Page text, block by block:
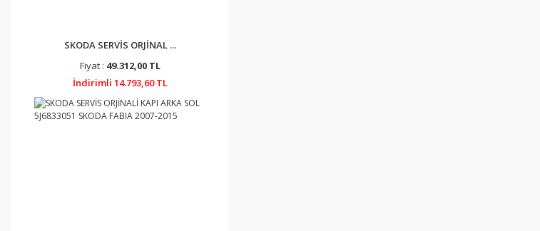
SKODA SERVİS ORJİNAL ...
Fiyat : 49.312,00 TL
İndirimli 14.793,60 TL